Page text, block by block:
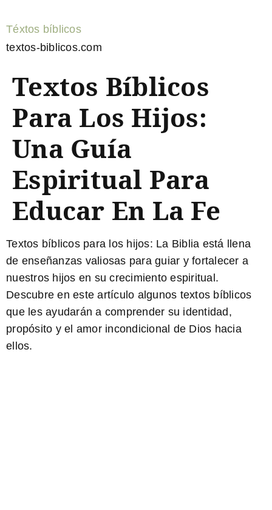
Téxtos bíblicos
textos-biblicos.com
Textos Bíblicos
Para Los Hijos:
Una Guía
Espiritual Para
Educar En La Fe
Textos bíblicos para los hijos: La Biblia está llena
de enseñanzas valiosas para guiar y fortalecer a
nuestros hijos en su crecimiento espiritual.
Descubre en este artículo algunos textos bíblicos
que les ayudarán a comprender su identidad,
propósito y el amor incondicional de Dios hacia
ellos.